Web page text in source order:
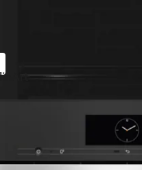
spalvos dizaino su
Flag, Energijos vartojimo